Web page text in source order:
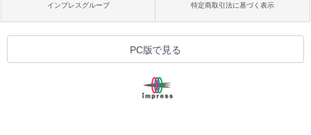
インプレスグループ 特定商取引法に基づく表示
PC版で見る